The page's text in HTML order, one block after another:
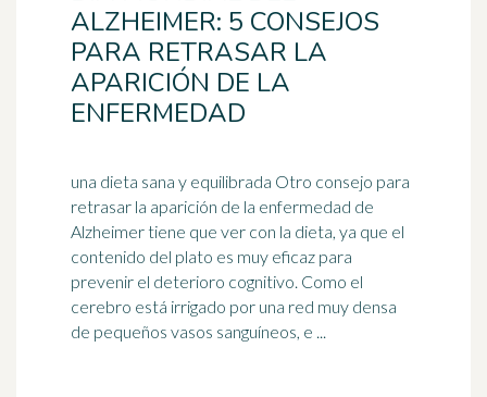
ALZHEIMER: 5 CONSEJOS
PARA RETRASAR LA
APARICIÓN DE LA
ENFERMEDAD
una dieta sana y equilibrada Otro consejo para
retrasar la aparición de la enfermedad de
Alzheimer tiene que ver con la dieta, ya que el
contenido del plato es muy eficaz para
prevenir el deterioro cognitivo. Como el
cerebro está irrigado por una red muy densa
de pequeños vasos sanguíneos, e ...